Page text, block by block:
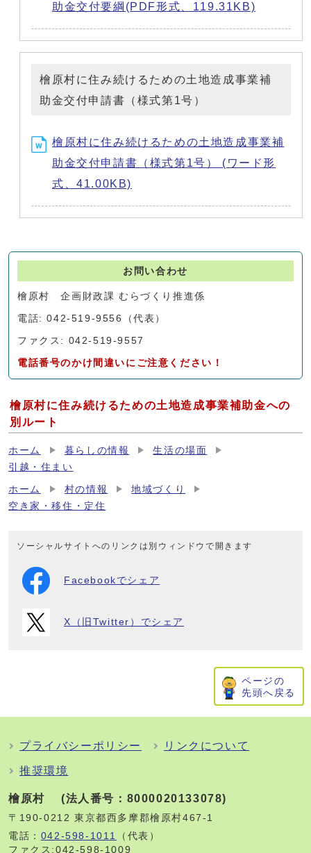
助金交付要綱(PDF形式、119.31KB)
檜原村に住み続けるための土地造成事業補
助金交付申請書（様式第1号）
檜原村に住み続けるための土地造成事業補
助金交付申請書（様式第1号） (ワード形
式、41.00KB)
お問い合わせ
檜原村 企画財政課 むらづくり推進係
電話: 042-519-9556（代表）
ファクス: 042-519-9557
電話番号のかけ間違いにご注意ください！
檜原村に住み続けるための土地造成事業補助金への
別ルート
ホーム 暮らしの情報
生活の場面
引越・住まい
ホーム 村の情報
地域づくり
空き家・移住・定住
ソーシャルサイトへのリンクは別ウィンドウで開きます
Facebookでシェア
X（旧Twitter）でシェア
ページの
先頭へ戻る
プライバシーポリシー リンクについて
推奨環境
檜原村 (法人番号：8000020133078)
〒190-0212 東京都西多摩郡檜原村467-1
電話： 042-598-1011
（代表）
ファクス:042-598-1009